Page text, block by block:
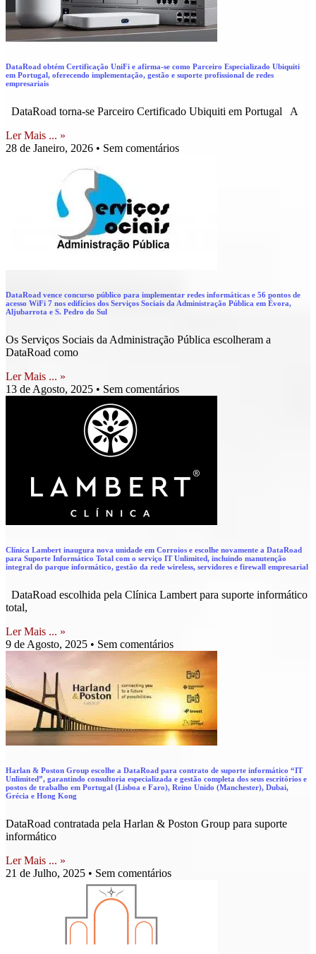
DataRoad obtém Certificação UniFi e afirma-se como Parceiro Especializado Ubiquiti
em Portugal, oferecendo implementação, gestão e suporte profissional de redes
empresariais
DataRoad torna‑se Parceiro Certificado Ubiquiti em Portugal A
Ler Mais ... »
28 de Janeiro, 2026
Sem comentários
DataRoad vence concurso público para implementar redes informáticas e 56 pontos de
acesso WiFi 7 nos edifícios dos Serviços Sociais da Administração Pública em Évora,
Aljubarrota e S. Pedro do Sul
Os Serviços Sociais da Administração Pública escolheram a
DataRoad como
Ler Mais ... »
13 de Agosto, 2025
Sem comentários
Clínica Lambert inaugura nova unidade em Corroios e escolhe novamente a DataRoad
para Suporte Informático Total com o serviço IT Unlimited, incluindo manutenção
integral do parque informático, gestão da rede wireless, servidores e firewall empresarial
DataRoad escolhida pela Clínica Lambert para suporte informático
total,
Ler Mais ... »
9 de Agosto, 2025
Sem comentários
Harlan & Poston Group escolhe a DataRoad para contrato de suporte informático “IT
Unlimited”, garantindo consultoria especializada e gestão completa dos seus escritórios e
postos de trabalho em Portugal (Lisboa e Faro), Reino Unido (Manchester), Dubai,
Grécia e Hong Kong
DataRoad contratada pela Harlan & Poston Group para suporte
informático
Ler Mais ... »
21 de Julho, 2025
Sem comentários